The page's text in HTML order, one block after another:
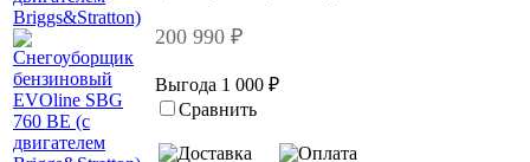
200 990 ₽
Выгода 1 000 ₽
Сравнить